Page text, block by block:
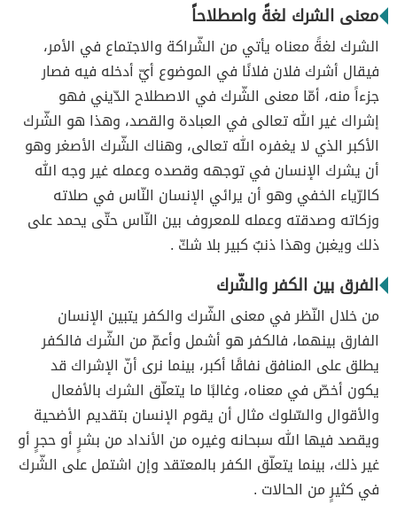
معنى الشرك لغةً واصطلاحاً
الشرك لغةً معناه يأتي من الشّراكة والاجتماع في الأمر،
فيقال أشرك فلان فلانًا في الموضوع أيّ أدخله فيه فصار
جزءاً منه، أمّا معنى الشّرك في الاصطلاح الدّيني فهو
إشراك غير الله تعالى في العبادة والقصد، وهذا هو الشّرك
الأكبر الذي لا يغفره الله تعالى، وهناك الشّرك الأصغر وهو
أن يشرك الإنسان في توجهه وقصده وعمله غير وجه الله
كالرّياء الخفي وهو أن يرائي الإنسان النّاس في صلاته
وزكاته وصدقته وعمله للمعروف بين النّاس حتّى يحمد على
ذلك ويغبن وهذا ذنبٌ كبير بلا شكّ .
الفرق بين الكفر والشّرك
من خلال النّظر في معنى الشّرك والكفر يتبين الإنسان
الفارق بينهما، فالكفر هو أشمل وأعمّ من الشّرك فالكفر
يطلق على المنافق نفاقًا أكبر، بينما نرى أنّ الإشراك قد
يكون أخصّ في معناه، وغالبًا ما يتعلّق الشرك بالأفعال
والأقوال والسّلوك مثال أن يقوم الإنسان بتقديم الأضحية
ويقصد فيها الله سبحانه وغيره من الأنداد من بشرٍ أو حجرٍ أو
غير ذلك، بينما يتعلّق الكفر بالمعتقد وإن اشتمل على الشّرك
في كثيرٍ من الحالات .